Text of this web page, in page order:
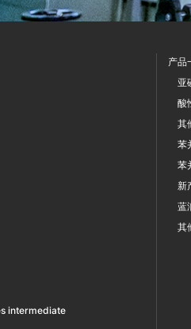
intermediate
产品
亚
酸
其
苯
苯
新
蓝
其